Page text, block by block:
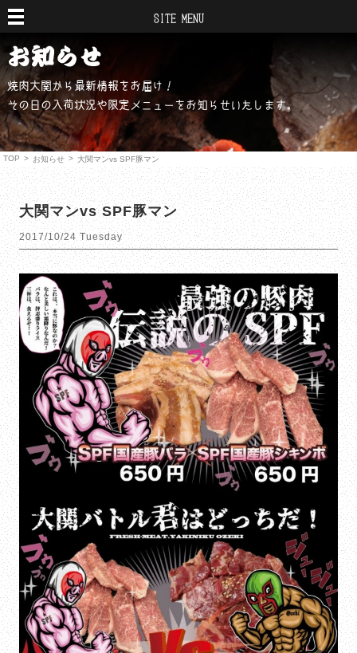
SITE MENU
焼肉大関から最新情報をお届け！
その日の入荷状況や限定メニューをお知らせいたします。
TOP > お知らせ > 大関マンvs SPF豚マン
大関マンvs SPF豚マン
2017/10/24 Tuesday